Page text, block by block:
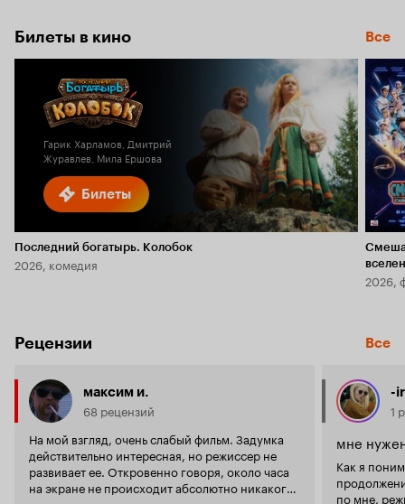
Билеты в кино Все
Билеты
Гарик Харламов, Дмитрий
Журавлев, Мила Ершова
Последний богатырь. Колобок
2026, комедия
2026,
Рецензии Все
максим и.
68 рецензий
На мой взгляд, очень слабый фильм. Задумка
действительно интересная, но режиссер не
развивает ее. Откровенно говоря, около часа
на экране не происходит абсолютно никакого
-
1
мне
Как я
по мне,